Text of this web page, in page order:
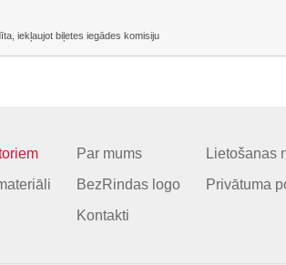
iekļaujot biļetes iegādes komisiju
Par mums
BezRindas logo
Kontakti
Lietošanas
Privātuma